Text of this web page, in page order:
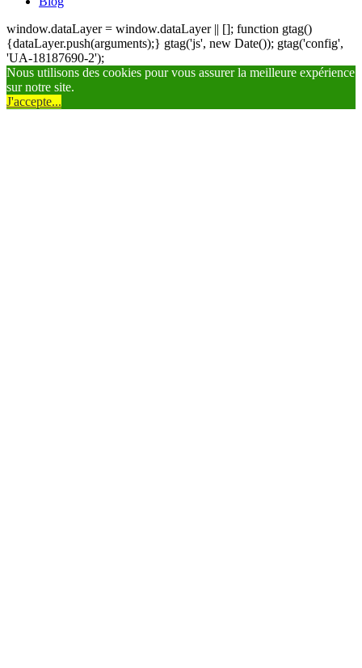
window.dataLayer = window.dataLayer || []; function gtag()
{dataLayer.push(arguments);} gtag('js', new Date()); gtag('config',
'UA-18187690-2');
Nous utilisons des cookies pour vous assurer la meilleure expérience
sur notre site.
J'accepte...